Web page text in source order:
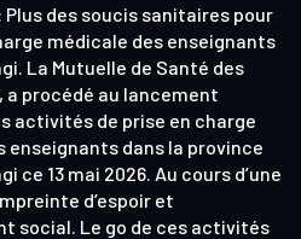
Plus des soucis sanitaires pour
médicale des enseignants
La Mutuelle de Santé des
a procédé au lancement
activités de prise en charge
enseignants dans la province
ce 13 mai 2026. Au cours d’une
d’espoir et
social. Le go de ces activités